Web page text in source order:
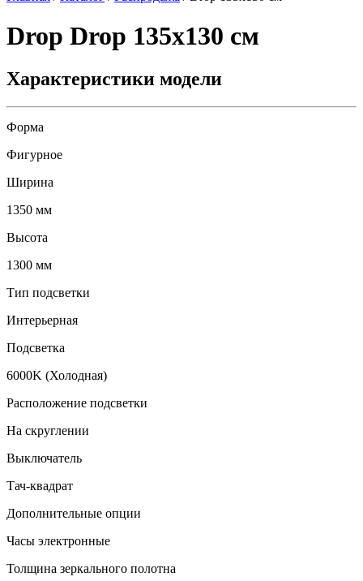
Drop Drop 135х130 см
Характеристики модели
Форма
Фигурное
Ширина
1350 мм
Высота
1300 мм
Тип подсветки
Интерьерная
Подсветка
6000K (Холодная)
Расположение подсветки
На скруглении
Выключатель
Тач-квадрат
Дополнительные опции
Часы электронные
Толщина зеркального полотна